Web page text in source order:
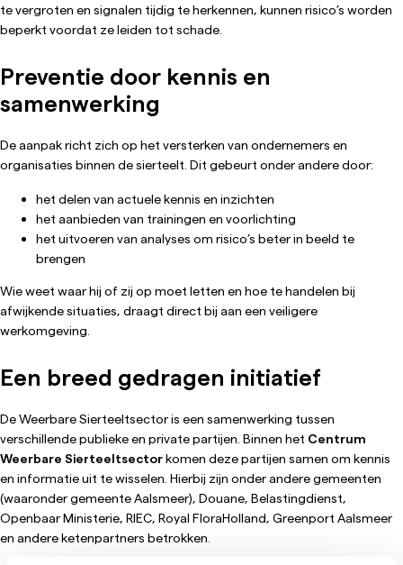
te vergroten en signalen tijdig te herkennen, kunnen risico’s worden
beperkt voordat ze leiden tot schade.
Preventie door kennis en
samenwerking
De aanpak richt zich op het versterken van ondernemers en
organisaties binnen de sierteelt. Dit gebeurt onder andere door:
het delen van actuele kennis en inzichten
het aanbieden van trainingen en voorlichting
het uitvoeren van analyses om risico’s beter in beeld te
brengen
Wie weet waar hij of zij op moet letten en hoe te handelen bij
afwijkende situaties, draagt direct bij aan een veiligere
werkomgeving.
Een breed gedragen initiatief
De Weerbare Sierteeltsector is een samenwerking tussen
verschillende publieke en private partijen. Binnen het Centrum
Weerbare Sierteeltsectorkomen deze partijen samen om kennis
en informatie uit te wisselen. Hierbij zijn onder andere gemeenten
(waaronder gemeente Aalsmeer), Douane, Belastingdienst,
Openbaar Ministerie, RIEC, Royal FloraHolland, Greenport Aalsmeer
en andere ketenpartners betrokken.